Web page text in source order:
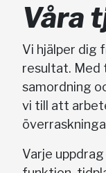
Våra
Vi hjälper dig
resultat. Med
samordning
vi till att
Varje